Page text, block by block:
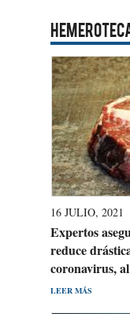
16 JULIO, 2021
Expertos
reduce
coronavirus,
LEER MÁS